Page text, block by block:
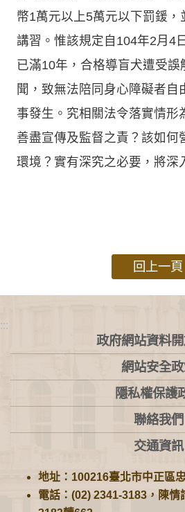
幣1萬元以上5萬元以下罰鍰，
講習。惟該規定自104年2月4
已滿10年，合格導盲犬遭受誤
聞，致無法陪同身心障礙者自
事發生。究相關法令落實情形
善盡宣傳及監督之責？該如何
環境？實有深究之必要，將深
回上一頁
:::
政府網站資料
網站安全
隱私權保護
聯絡我們
交通資訊
地址：100216臺北市中正區
電話：(02) 2341-3183，陳情